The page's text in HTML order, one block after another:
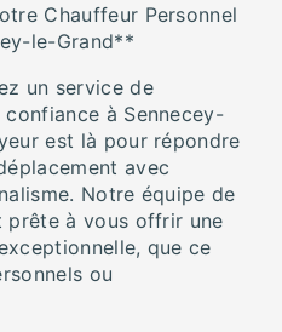
Chauffeur Personnel
le-Grand**
un service de
à Sennecey-
est là pour répondre
avec
Notre équipe de
prête à vous offrir une
que ce
ou